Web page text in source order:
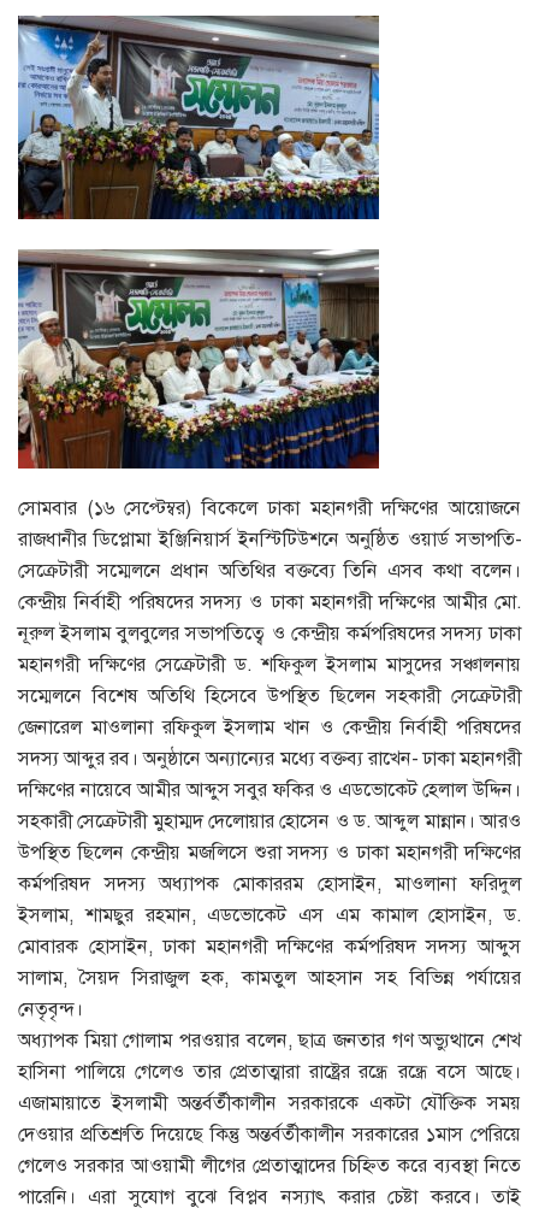
সোমবার (১৬ সেপ্টেম্বর) বিকেলে ঢাকা মহানগরী দক্ষিণের আয়োজনে
রাজধানীর ডিপ্লোমা ইঞ্জিনিয়ার্স ইনস্টিটিউশনে অনুষ্ঠিত ওয়ার্ড সভাপতি-
সেক্রেটারী সম্মেলনে প্রধান অতিথির বক্তব্যে তিনি এসব কথা বলেন।
কেন্দ্রীয় নির্বাহী পরিষদের সদস্য ও ঢাকা মহানগরী দক্ষিণের আমীর মো.
নূরুল ইসলাম বুলবুলের সভাপতিত্বে ও কেন্দ্রীয় কর্মপরিষদের সদস্য ঢাকা
মহানগরী দক্ষিণের সেক্রেটারী ড. শফিকুল ইসলাম মাসুদের সঞ্চালনায়
সম্মেলনে বিশেষ অতিথি হিসেবে উপস্থিত ছিলেন সহকারী সেক্রেটারী
জেনারেল মাওলানা রফিকুল ইসলাম খান ও কেন্দ্রীয় নির্বাহী পরিষদের
সদস্য আব্দুর রব। অনুষ্ঠানে অন্যান্যের মধ্যে বক্তব্য রাখেন- ঢাকা মহানগরী
দক্ষিণের নায়েবে আমীর আব্দুস সবুর ফকির ও এডভোকেট হেলাল উদ্দিন।
সহকারী সেক্রেটারী মুহাম্মদ দেলোয়ার হোসেন ও ড. আব্দুল মান্নান। আরও
উপস্থিত ছিলেন কেন্দ্রীয় মজলিসে শুরা সদস্য ও ঢাকা মহানগরী দক্ষিণের
কর্মপরিষদ সদস্য অধ্যাপক মোকাররম হোসাইন, মাওলানা ফরিদুল
ইসলাম, শামছুর রহমান, এডভোকেট এস এম কামাল হোসাইন, ড.
মোবারক হোসাইন, ঢাকা মহানগরী দক্ষিণের কর্মপরিষদ সদস্য আব্দুস
সালাম, সৈয়দ সিরাজুল হক, কামতুল আহসান সহ বিভিন্ন পর্যায়ের
নেতৃবৃন্দ।
অধ্যাপক মিয়া গোলাম পরওয়ার বলেন, ছাত্র জনতার গণ অভ্যুত্থানে শেখ
হাসিনা পালিয়ে গেলেও তার প্রেতাত্মারা রাষ্ট্রের রন্ধ্রে রন্ধ্রে বসে আছে।
এজামায়াতে ইসলামী অন্তর্বর্তীকালীন সরকারকে একটা যৌক্তিক সময়
দেওয়ার প্রতিশ্রুতি দিয়েছে কিন্তু অন্তর্বর্তীকালীন সরকারের ১মাস পেরিয়ে
গেলেও সরকার আওয়ামী লীগের প্রেতাত্মাদের চিহ্নিত করে ব্যবস্থা নিতে
পারেনি। এরা সুযোগ বুঝে বিপ্লব নস্যাৎ করার চেষ্টা করবে। তাই